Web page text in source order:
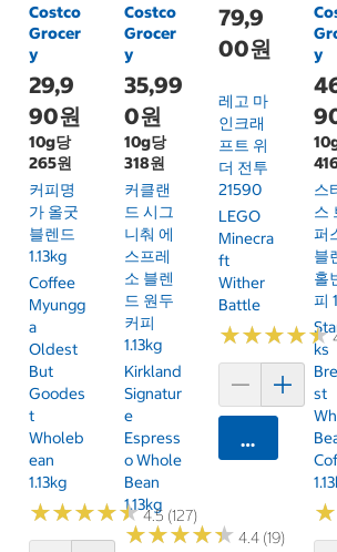
Costco
Grocer
y
29,9
90원
10g당
265원
커피명
가 올굿
블렌드
1.13kg
Coffee
Myungg
A
Oldest
But
Goodes
T
Wholeb
Ean
1.13kg
★★★★★
★★★★★4.5 (127)
Costco
Grocer
y
35,99
0원
10g당
318원
커클랜
드 시그
니춰 에
스프레
소 블렌
드 원두
커피
1.13kg
Kirkland
Signatur
E
Espress
O Whole
Bean
1.13kg
★★★★★
★★★★★ 4.4 (19)
79,9
00원
레고 마
인크래
프트 위
더 전투
21590
LEGO
Minecra
Ft
Wither
Battle
★★★★★
★★★★★
카트에 담기
y
스
스
퍼
블
홀
피
Ks
St
★
★